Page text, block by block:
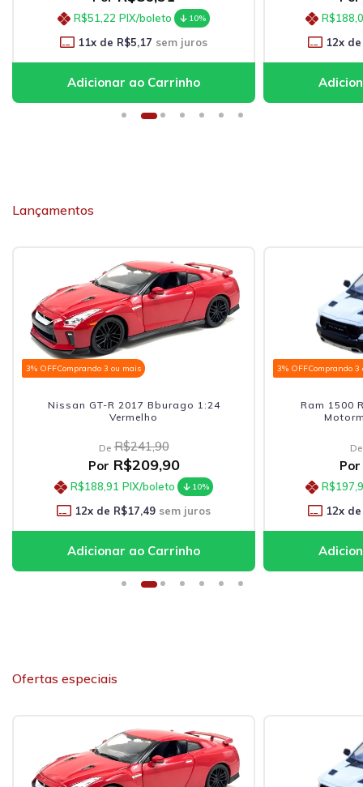
R$51,22 PIX/boleto 10%
11x de R$5,17 sem juros
12x de
Lançamentos
3% OFFComprando 3 ou mais
Nissan GT-R 2017 Bburago 1:24
Vermelho
De R$241,90
Por R$209,90
R$188,91 PIX/boleto 10%
12x de R$17,49 sem juros
3% OFFComprando 3
Ram 1500
De
Por
12x de
Ofertas especiais